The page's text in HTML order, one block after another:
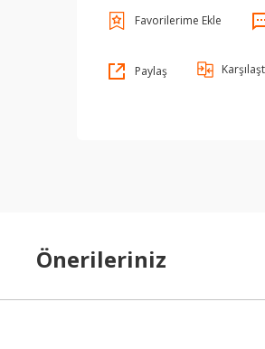
Paylaş
Önerileriniz